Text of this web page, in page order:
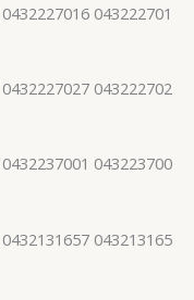
043222701
043222702
043223700
043213165